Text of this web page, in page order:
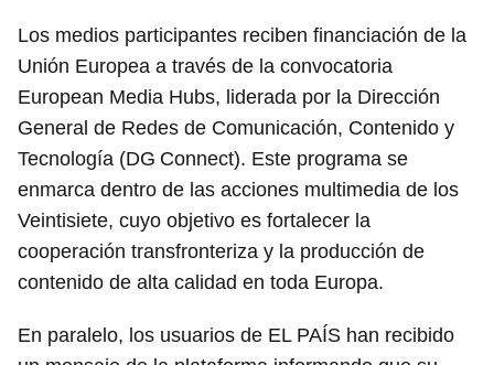
Los medios participantes reciben financiación de la
Unión Europea a través de la convocatoria
European Media Hubs, liderada por la Dirección
General de Redes de Comunicación, Contenido y
Tecnología (DG Connect). Este programa se
enmarca dentro de las acciones multimedia de los
Veintisiete, cuyo objetivo es fortalecer la
cooperación transfronteriza y la producción de
contenido de alta calidad en toda Europa.
En paralelo, los usuarios de EL PAÍS han recibido